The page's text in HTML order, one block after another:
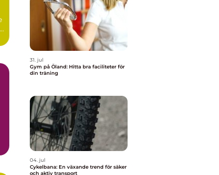
31. jul
Gym på Öland: Hitta bra faciliteter för
din träning
04. jul
Cykelbana: En växande trend för säker
och aktiv transport